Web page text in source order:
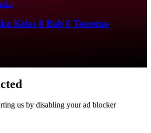
Kelas 8 Bab 6 Teorema
us by disabling your ad blocker